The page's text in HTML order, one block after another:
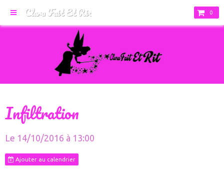
Clara Fait Et Rit 0
Infiltration
Le 14/10/2016 à 13:00
Ajouter au calendrier